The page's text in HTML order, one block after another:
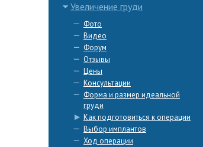
Увеличение груди
Фото
Видео
Форум
Отзывы
Цены
Консультации
Форма и размер идеальной
груди
Как подготовиться к операции
Выбор имплантов
Ход операции